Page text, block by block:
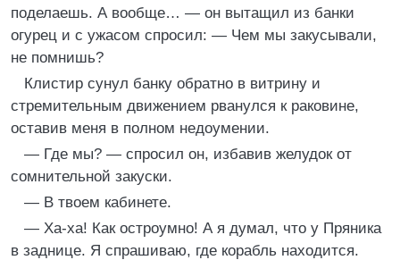
поделаешь. А вообще… — он вытащил из банки
огурец и с ужасом спросил: — Чем мы закусывали,
не помнишь?
Клистир сунул банку обратно в витрину и
стремительным движением рванулся к раковине,
оставив меня в полном недоумении.
— Где мы? — спросил он, избавив желудок от
сомнительной закуски.
— В твоем кабинете.
— Ха-ха! Как остроумно! А я думал, что у Пряника
в заднице. Я спрашиваю, где корабль находится.